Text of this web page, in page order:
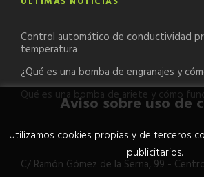
Control automático de conductividad
temperatura
¿Qué es una bomba de engranajes y
Qué es una bomba de ariete y cómo
C/ Ramón Gómez de la Serna, 99 -
Aviso sobre uso de
Utilizamos cookies propias y de terceros
publicitarios.